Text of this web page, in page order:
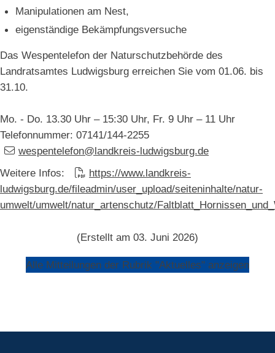
Manipulationen am Nest,
eigenständige Bekämpfungsversuche
Das Wespentelefon der Naturschutzbehörde des
Landratsamtes Ludwigsburg erreichen Sie vom 01.06. bis
31.10.
Mo. - Do. 13.30 Uhr – 15:30 Uhr, Fr. 9 Uhr – 11 Uhr
Telefonnummer: 07141/144-2255
wespentelefon@landkreis-ludwigsburg.de
Weitere Infos:
https://www.landkreis-
ludwigsburg.de/fileadmin/user_upload/seiteninhalte/natur-
umwelt/umwelt/natur_artenschutz/
(Erstellt am 03. Juni 2026)
Alle Mitteilungen der Rubrik "Aktuelles" anzeigen